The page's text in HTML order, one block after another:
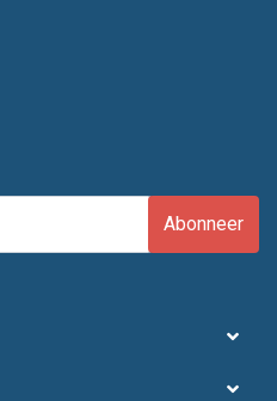
Abonneer